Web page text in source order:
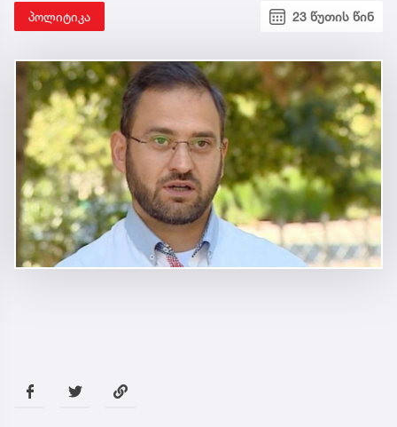
პოლიტიკა 23 წუთის წინ